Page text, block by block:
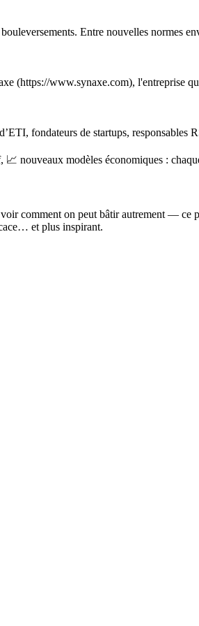
Entre nouvelles normes
(https://www.synaxe.com), l'entreprise
fondateurs de startups,
modèles économiques :
comment on peut bâtir autrement — ce
et plus inspirant.